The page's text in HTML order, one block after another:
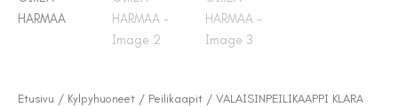
Etusivu / Kylpyhuoneet / Peilikaapit / VALAISINPEILIKAAPPI KLARA